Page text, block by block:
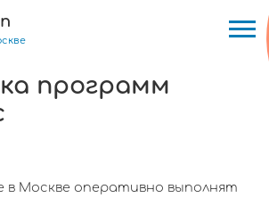
программ
в Москве оперативно выполнят